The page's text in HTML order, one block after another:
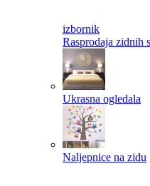
izbornik
Rasprodaja zidnih
Ukrasna ogledala
Naljepnice na zidu